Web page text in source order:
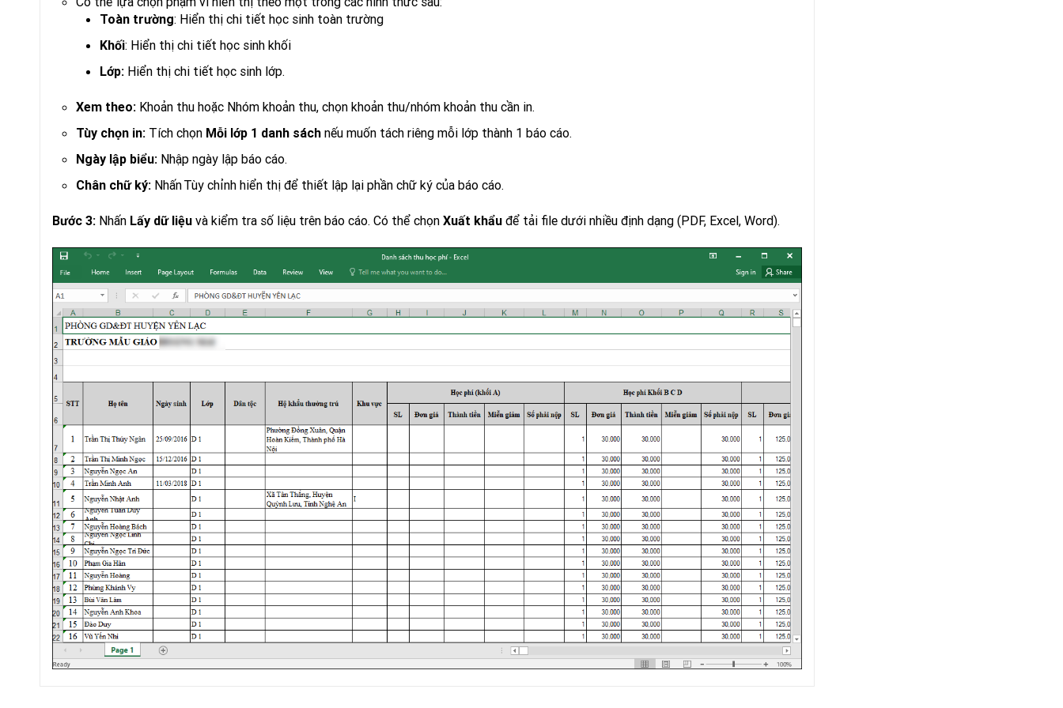
Toàn trường: Hiển thị chi tiết học sinh toàn trường
Khối: Hiển thị chi tiết học sinh khối
Lớp: Hiển thị chi tiết học sinh lớp.
Xem theo: Khoản thu hoặc Nhóm khoản thu, chọn khoản thu/nhóm khoản thu cần in.
Tùy chọn in: Tích chọn Mỗi lớp 1 danh sách nếu muốn tách riêng mỗi lớp thành 1 báo cáo.
Ngày lập biểu: Nhập ngày lập báo cáo.
Chân chữ ký: Nhấn Tùy chỉnh hiển thị để thiết lập lại phần chữ ký của báo cáo.
Bước 3: Nhấn Lấy dữ liệu và kiểm tra số liệu trên báo cáo. Có thể chọn Xuất khẩu để tải file dưới nhiều định dạng (PDF, Excel, Word).